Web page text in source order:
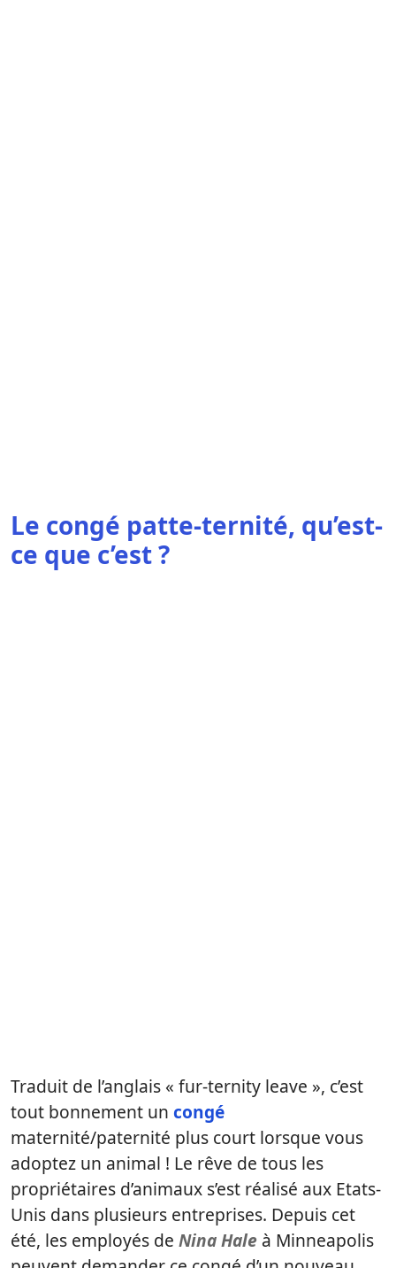
Le congé patte-ternité, qu’est-
ce que c’est ?
Traduit de l’anglais « fur-ternity leave », c’est
tout bonnement un congé
maternité/paternité plus court lorsque vous
adoptez un animal ! Le rêve de tous les
propriétaires d’animaux s’est réalisé aux Etats-
Unis dans plusieurs entreprises. Depuis cet
été, les employés de Nina Hale à Minneapolis